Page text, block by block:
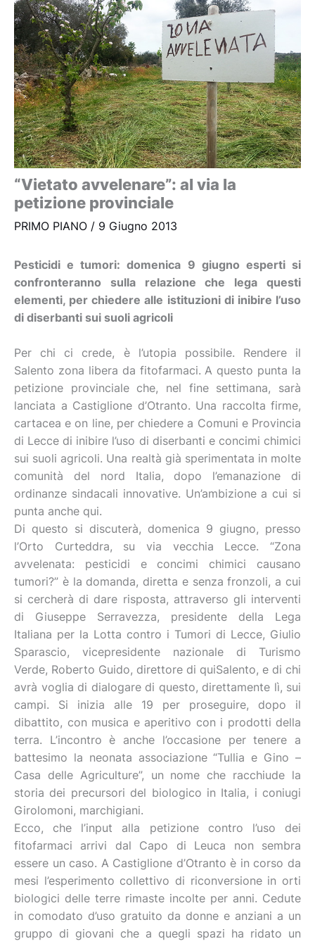
“Vietato avvelenare”: al via la
petizione provinciale
PRIMO PIANO / 9 Giugno 2013
Pesticidi e tumori: domenica 9 giugno esperti si
confronteranno sulla relazione che lega questi
elementi, per chiedere alle istituzioni di inibire l’uso
di diserbanti sui suoli agricoli
Per chi ci crede, è l’utopia possibile. Rendere il
Salento zona libera da fitofarmaci. A questo punta la
petizione provinciale che, nel fine settimana, sarà
lanciata a Castiglione d’Otranto. Una raccolta firme,
cartacea e on line, per chiedere a Comuni e Provincia
di Lecce di inibire l’uso di diserbanti e concimi chimici
sui suoli agricoli. Una realtà già sperimentata in molte
comunità del nord Italia, dopo l’emanazione di
ordinanze sindacali innovative. Un’ambizione a cui si
punta anche qui.
Di questo si discuterà, domenica 9 giugno, presso
l’Orto Curteddra, su via vecchia Lecce. “Zona
avvelenata: pesticidi e concimi chimici causano
tumori?” è la domanda, diretta e senza fronzoli, a cui
si cercherà di dare risposta, attraverso gli interventi
di Giuseppe Serravezza, presidente della Lega
Italiana per la Lotta contro i Tumori di Lecce, Giulio
Sparascio, vicepresidente nazionale di Turismo
Verde, Roberto Guido, direttore di quiSalento, e di chi
avrà voglia di dialogare di questo, direttamente lì, sui
campi. Si inizia alle 19 per proseguire, dopo il
dibattito, con musica e aperitivo con i prodotti della
terra. L’incontro è anche l’occasione per tenere a
battesimo la neonata associazione “Tullia e Gino –
Casa delle Agriculture”, un nome che racchiude la
storia dei precursori del biologico in Italia, i coniugi
Girolomoni, marchigiani.
Ecco, che l’input alla petizione contro l’uso dei
fitofarmaci arrivi dal Capo di Leuca non sembra
essere un caso. A Castiglione d’Otranto è in corso da
mesi l’esperimento collettivo di riconversione in orti
biologici delle terre rimaste incolte per anni. Cedute
in comodato d’uso gratuito da donne e anziani a un
gruppo di giovani che a quegli spazi ha ridato un